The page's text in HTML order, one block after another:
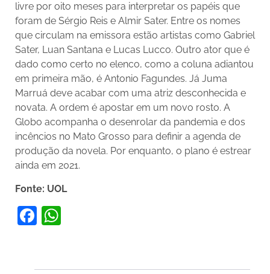
livre por oito meses para interpretar os papéis que
foram de Sérgio Reis e Almir Sater. Entre os nomes
que circulam na emissora estão artistas como Gabriel
Sater, Luan Santana e Lucas Lucco. Outro ator que é
dado como certo no elenco, como a coluna adiantou
em primeira mão, é Antonio Fagundes. Já Juma
Marruá deve acabar com uma atriz desconhecida e
novata. A ordem é apostar em um novo rosto. A
Globo acompanha o desenrolar da pandemia e dos
incêncios no Mato Grosso para definir a agenda de
produção da novela. Por enquanto, o plano é estrear
ainda em 2021.
Fonte: UOL
Facebook